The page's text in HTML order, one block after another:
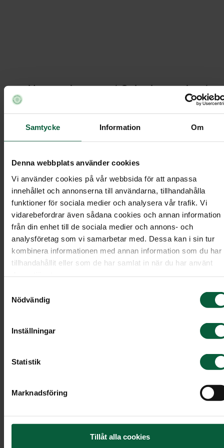
Samtycke Information Om
Denna webbplats använder cookies
Vi använder cookies på vår webbsida för att anpassa
innehållet och annonserna till användarna, tillhandahålla
funktioner för sociala medier och analysera vår trafik. Vi
vidarebefordrar även sådana cookies och annan information
från din enhet till de sociala medier och annons- och
analysföretag som vi samarbetar med. Dessa kan i sin tur
kombinera informationen med annan information som du har
tillhandahållit eller som de har samlat in när du har använt
Nödvändig
Inställningar
Statistik
Marknadsföring
Tillåt alla cookies
Momentobyraerna / Ordna begravning /
Hjärta - Naturens andetag, större
Hjärta - Naturens andetag, större
Hjärta - Naturens andetag, större